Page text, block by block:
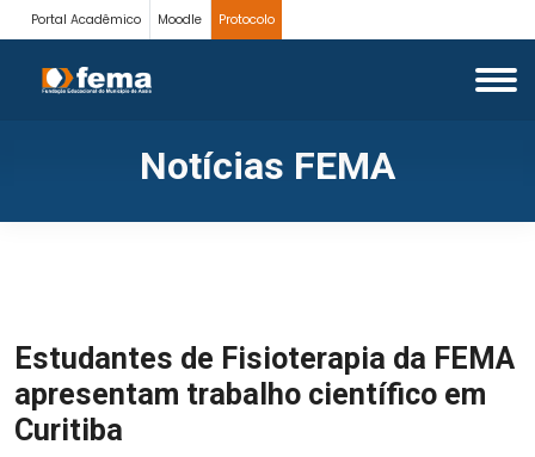
Portal Acadêmico Moodle Protocolo
Notícias FEMA
Estudantes de Fisioterapia da FEMA
apresentam trabalho científico em
Curitiba